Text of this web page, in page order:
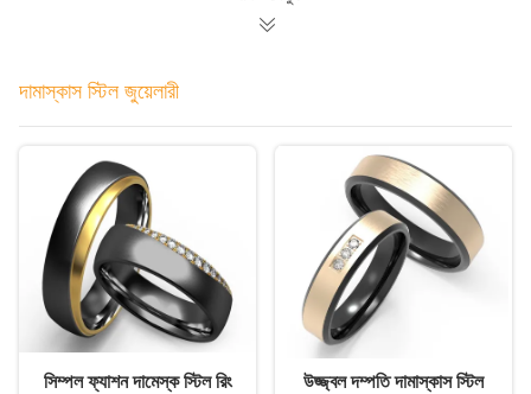
দামাস্কাস স্টিল জুয়েলারী
সিম্পল ফ্যাশন দামেস্ক স্টিল রিং
উজ্জ্বল দম্পতি দামাস্কাস স্টিল